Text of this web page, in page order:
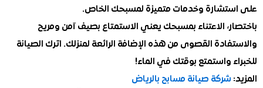
وخدمات متميزة لمسبحك الخاص.
الاعتناء بمسبحك يعني الاستمتاع بصيف آمن ومريح
القصوى من هذه الإضافة الرائعة لمنزلك. اترك الصيانة
واستمتع بوقتك في الماء!
شركة صيانة مسابح بالرياض